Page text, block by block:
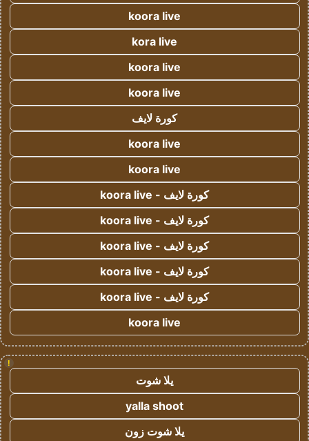
koora live
kora live
koora live
koora live
كورة لايف
koora live
koora live
كورة لايف - koora live
كورة لايف - koora live
كورة لايف - koora live
كورة لايف - koora live
كورة لايف - koora live
koora live
!
يلا شوت
yalla shoot
يلا شوت زون